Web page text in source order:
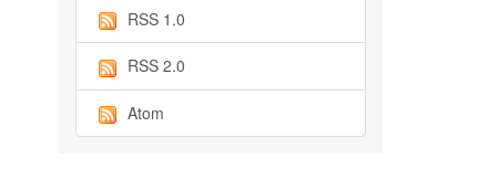
RSS 1.0
RSS 2.0
Atom